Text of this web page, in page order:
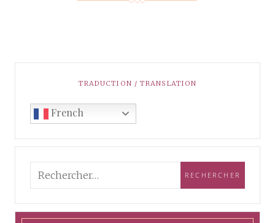
TRADUCTION / TRANSLATION
French